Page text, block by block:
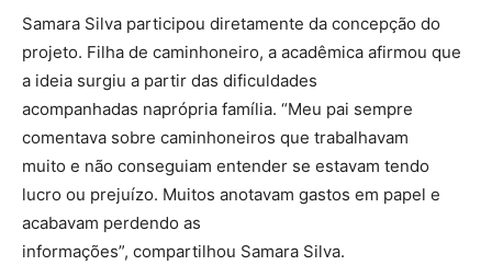
Samara Silva participou diretamente da concepção do
projeto. Filha de caminhoneiro, a acadêmica afirmou que
a ideia surgiu a partir das dificuldades
acompanhadas naprópria família. “Meu pai sempre
comentava sobre caminhoneiros que trabalhavam
muito e não conseguiam entender se estavam tendo
lucro ou prejuízo. Muitos anotavam gastos em papel e
acabavam perdendo as
informações”, compartilhou Samara Silva.